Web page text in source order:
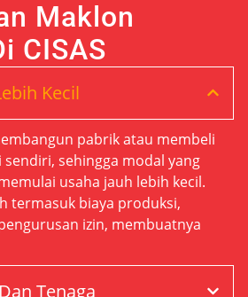
Maklon
CISAS
Kecil
pabrik atau membeli
sehingga modal yang
usaha jauh lebih kecil.
termasuk biaya produksi,
izin, membuatnya
Tenaga